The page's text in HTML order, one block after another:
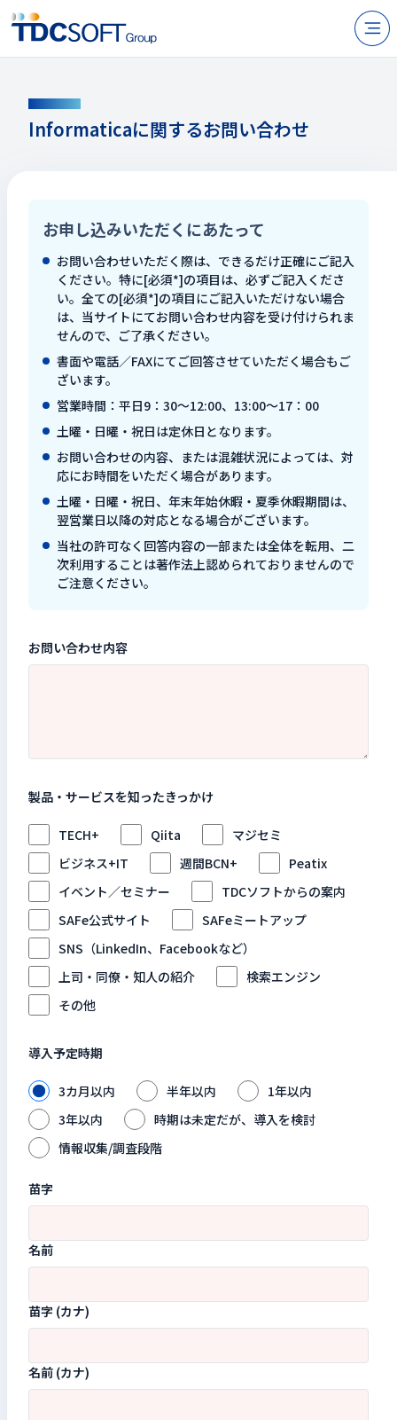
企業情報
ニュース
サステナビリティ
お問い合わせ
検索キーワードを入力
閉じる
CONTACT
Informaticaに関するお問い合わせ
お申し込みいただくにあたって
お問い合わせいただく際は、できるだけ正確にご記入
ください。特に[必須*]の項目は、必ずご記入くださ
い。全ての[必須*]の項目にご記入いただけない場合
は、当サイトにてお問い合わせ内容を受け付けられま
せんので、ご了承ください。
書面や電話／FAXにてご回答させていただく場合もご
ざいます。
営業時間：平日9：30～12:00、13:00～17：00
土曜・日曜・祝日は定休日となります。
お問い合わせの内容、または混雑状況によっては、対
応にお時間をいただく場合があります。
土曜・日曜・祝日、年末年始休暇・夏季休暇期間は、
翌営業日以降の対応となる場合がございます。
当社の許可なく回答内容の一部または全体を転用、二
次利用することは著作法上認められておりませんので
ご注意ください。
お問い合わせ内容
製品・サービスを知ったきっかけ
TECH+ Qiita
マジセミ
ビジネス+IT
週間BCN+
Peatix
イベント／セミナー
TDCソフトからの案内
SAFe公式サイト
SAFeミートアップ
SNS（LinkedIn、Facebookなど）
上司・同僚・知人の紹介
検索エンジン
その他
導入予定時期
3カ月以内 半年以内
1年以内
3年以内
時期は未定だが、導入を検討
情報収集/調査段階
苗字
名前
苗字 (カナ)
名前 (カナ)